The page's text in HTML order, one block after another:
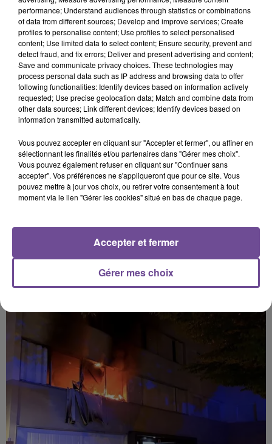
MANESKIN
Valentine
TAME IMPALA
Dracula Where Is My Husband
Cet élément est masqué compte-tenu du refus du
dépôt de cookies que vous avez exprimé. Si vous
en cliquant sur le bouton ci-dessous.
Afficher l'élément
PRÈS DE CHEZ VOUS
performance; Understand audiences through statistics or combinations
of data from different sources; Develop and improve services; Create
profiles to personalise content; Use profiles to select personalised
content; Use limited data to select content; Ensure security, prevent and
detect fraud, and fix errors; Deliver and present advertising and content;
Save and communicate privacy choices. These technologies may
process personal data such as IP address and browsing data to offer
following functionalities: Identify devices based on information actively
requested; Use precise geolocation data; Match and combine data from
other data sources; Link different devices; Identify devices based on
information transmitted automatically.
Vous pouvez accepter en cliquant sur "Accepter et fermer", ou affiner en
sélectionnant les finalités et/ou partenaires dans "Gérer mes choix".
Vous pouvez également refuser en cliquant sur "Continuer sans
accepter". Vos préférences ne s'appliqueront que pour ce site. Vous
pouvez mettre à jour vos choix, ou retirer votre consentement à tout
moment via le lien "Gérer les cookies" situé en bas de chaque page.
Gérer mes choix
Accepter et fermer